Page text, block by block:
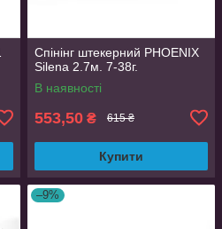
Спінінг штекерний PHOENIX
Silena 2.7м. 7-38г.
В наявності
553,50 ₴ 615 ₴
Купити
–9%